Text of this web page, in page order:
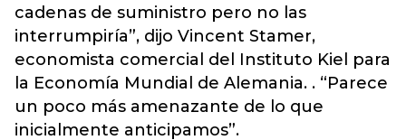
cadenas de suministro pero no las
interrumpiría”, dijo Vincent Stamer,
economista comercial del Instituto Kiel para
la Economía Mundial de Alemania. . “Parece
un poco más amenazante de lo que
inicialmente anticipamos”.